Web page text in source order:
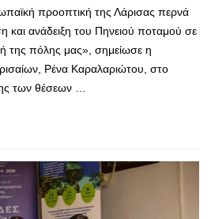
προοπτική της Λάρισας περνά
και ανάδειξη του Πηνειού ποταμού σε
της πόλης μας», σημείωσε η
Ρένα Καραλαριώτου, στο
των θέσεων …